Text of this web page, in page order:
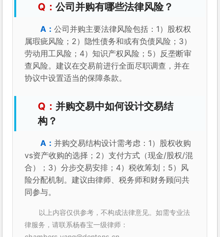
公司并购有哪些法律风险？
公司并购主要法律风险包括：1）股权权
属瑕疵风险；2）隐性债务和或有负债风险；3）
劳动用工风险；4）知识产权风险；5）反垄断审
查风险。建议在交易前进行全面尽职调查，并在
协议中设置适当的保障条款。
并购交易中如何设计交易结
构？
并购交易结构设计需考虑：1）股权收购
vs资产收购的选择；2）支付方式（现金/股权/混
合）；3）分步交易安排；4）税收筹划；5）风
险分配机制。建议由律师、税务师和财务顾问共
同参与。
以上内容仅供参考，不构成法律意见。如需专业法
律服务，请联系杨春宝一级律师：